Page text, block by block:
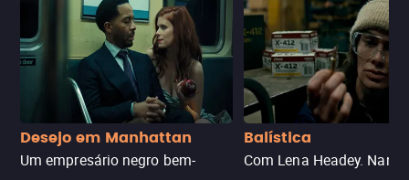
Desejo em Manhattan
Um empresário negro bem-
Balística
Com Lena Headey.